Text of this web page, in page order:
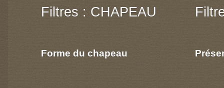
Filtres : CHAPEAU
Forme du chapeau